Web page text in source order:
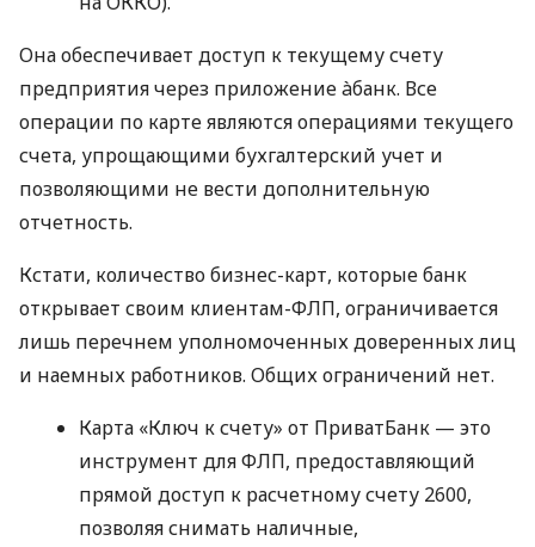
Она обеспечивает доступ к текущему счету
предприятия через приложение àбанк. Все
операции по карте являются операциями текущего
счета, упрощающими бухгалтерский учет и
позволяющими не вести дополнительную
отчетность.
Кстати, количество бизнес-карт, которые банк
открывает своим клиентам-ФЛП, ограничивается
лишь перечнем уполномоченных доверенных лиц
и наемных работников. Общих ограничений нет.
Карта «Ключ к счету» от ПриватБанк — это
инструмент для ФЛП, предоставляющий
прямой доступ к расчетному счету 2600,
позволяя снимать наличные,